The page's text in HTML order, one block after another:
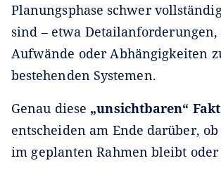
Planungsphase schwer
sind – etwa
Aufwände oder Abhängigkeiten
bestehenden Systemen.
Genau diese „unsichtbaren“
entscheiden am Ende darüber,
im geplanten Rahmen bleibt